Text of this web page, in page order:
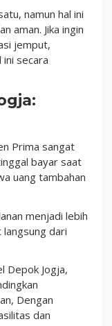
namun hal ini
aman. Jika ingin
jemput,
secara
Prima sangat
bayar saat
uang tambahan
menjadi lebih
dari
Depok Jogja,
Dengan
dan